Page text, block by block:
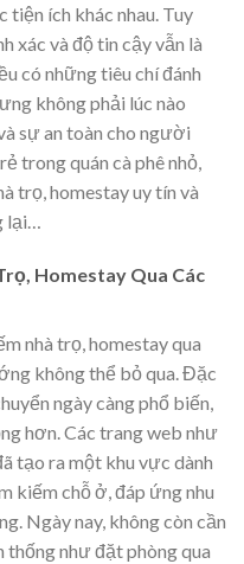
tiện ích khác nhau. Tuy
xác và độ tin cậy vẫn là
có những tiêu chí đánh
không phải lúc nào
sự an toàn cho người
trong quán cà phê nhỏ,
trọ, homestay uy tín và
Homestay Qua Các
nhà trọ, homestay qua
không thể bỏ qua. Đặc
ngày càng phổ biến,
hơn. Các trang web như
tạo ra một khu vực dành
kiếm chỗ ở, đáp ứng nhu
Ngày nay, không còn cần
như đặt phòng qua